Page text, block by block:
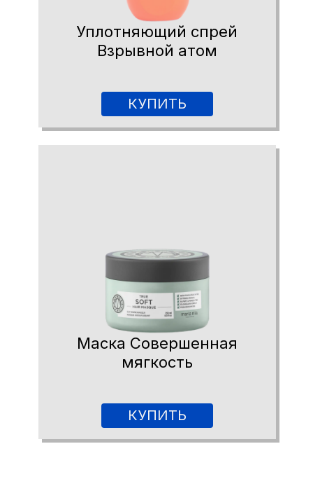
КУПИТЬ
Маска Совершенная
мягкость
КУПИТЬ
Уплотняющий спрей
Взрывной атом